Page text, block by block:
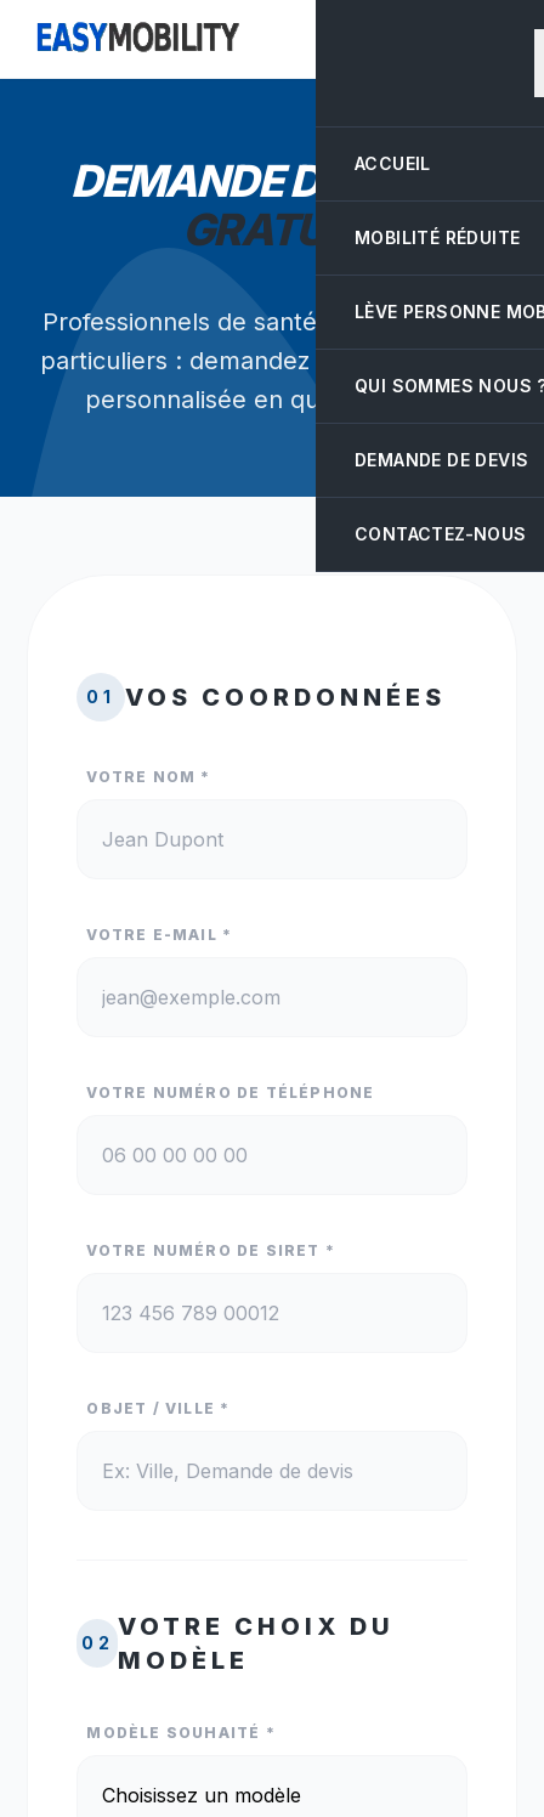
ACCUEIL
MOBILITÉ RÉDUITE
LÈVE PERSONNE
QUI SOMMES NOUS
DEMANDE DE DEVIS
CONTACTEZ-NOUS
DEMANDE DE DEVIS
GRATUIT
Professionnels de santé, pharmacies ou
particuliers : demandez votre tarification
personnalisée en quelques clics.
01 VOS COORDONNÉES
VOTRE NOM *
VOTRE E-MAIL *
VOTRE NUMÉRO DE TÉLÉPHONE
VOTRE NUMÉRO DE SIRET *
OBJET / VILLE *
02
VOTRE CHOIX DU
MODÈLE
MODÈLE SOUHAITÉ *